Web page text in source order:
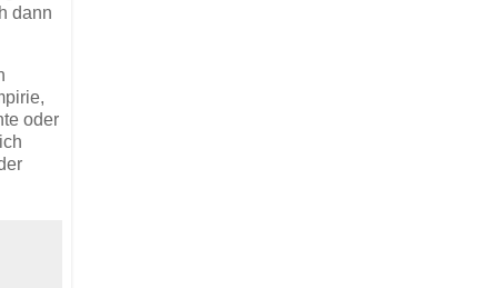
dann
oder